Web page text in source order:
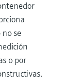
se
o por